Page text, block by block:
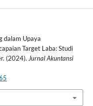
dalam Upaya
Target Laba: Studi
(2024). Jurnal Akuntansi